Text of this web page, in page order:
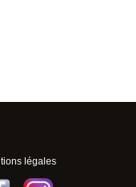
légales